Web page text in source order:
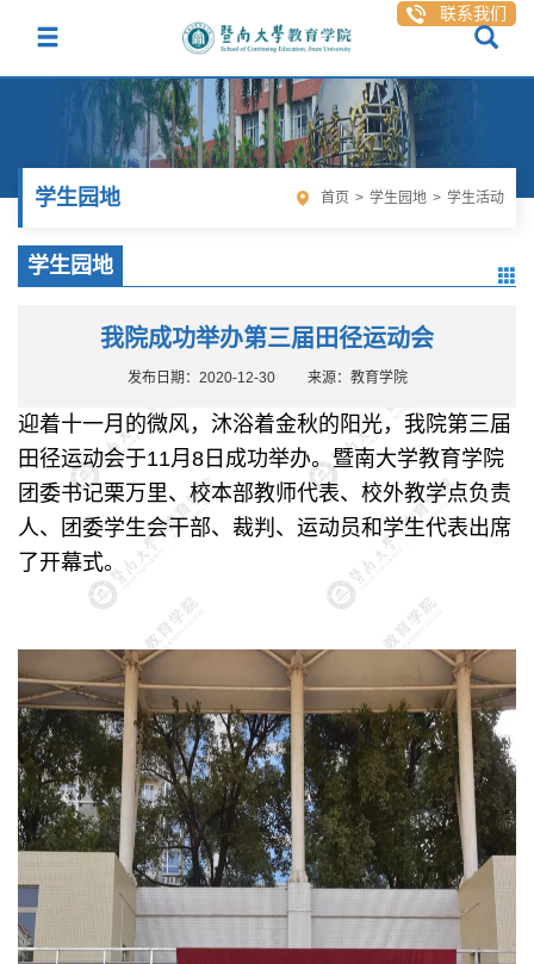
联系我们
学生园地 首页 > 学生园地 > 学生活动
学生园地
我院成功举办第三届田径运动会
发布日期：2020-12-30 来源：教育学院
迎着十一月的微风，沐浴着金秋的阳光，我院第三届
田径运动会于11月8日成功举办。暨南大学教育学院
团委书记栗万里、校本部教师代表、校外教学点负责
人、团委学生会干部、裁判、运动员和学生代表出席
了开幕式。